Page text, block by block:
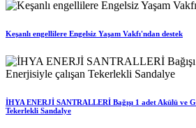
Keşanlı engellilere Engelsiz Yaşam Vakfı'ndan destek
İHYA ENERJİ SANTRALLERİ Bağışı 1 adet Akülü ve
Tekerlekli Sandalye